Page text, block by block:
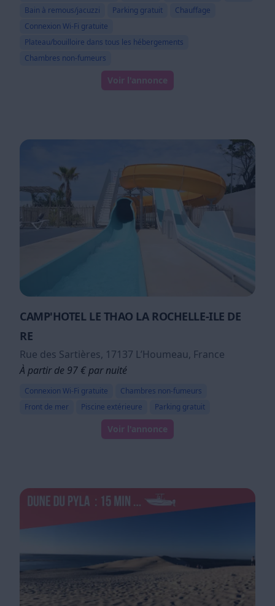
Bain à remous/jacuzzi
Parking gratuit
Chauffage
Connexion Wi-Fi gratuite
Plateau/bouilloire dans tous les hébergements
Chambres non-fumeurs
Voir l'annonce
CAMP'HOTEL LE THAO LA ROCHELLE-ILE DE
RE
Rue des Sartières, 17137 LʼHoumeau, France
À partir de 97 € par nuité
Connexion Wi-Fi gratuite
Chambres non-fumeurs
Front de mer
Piscine extérieure Parking gratuit
Voir l'annonce